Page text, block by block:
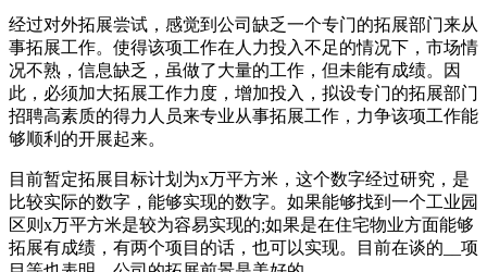
经过对外拓展尝试，感觉到公司缺乏一个专门的拓展部门来从
事拓展工作。使得该项工作在人力投入不足的情况下，市场情
况不熟，信息缺乏，虽做了大量的工作，但未能有成绩。因
此，必须加大拓展工作力度，增加投入，拟设专门的拓展部门
招聘高素质的得力人员来专业从事拓展工作，力争该项工作能
够顺利的开展起来。
目前暂定拓展目标计划为x万平方米，这个数字经过研究，是
比较实际的数字，能够实现的数字。如果能够找到一个工业园
区则x万平方米是较为容易实现的;如果是在住宅物业方面能够
拓展有成绩，有两个项目的话，也可以实现。目前在谈的__项